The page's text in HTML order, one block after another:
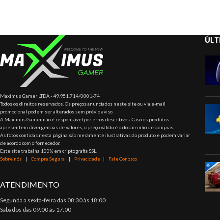
Maximus Gamer LTDA - 49.951.714/0001-74
Todos os direitos reservados. Os preços anunciados neste site ou via e-mail
promocional podem ser alterados sem prévio aviso.
A Maximus Gamer não é responsável por erros descritivos. Caso os produtos
apresentem divergências de valores, o preço válido é o do carrinho de compras.
As fotos contidas nesta página são meramente ilustrativas do produto e podem variar
de acordo com o fornecedor.
Este site trabalha 100% em criptografia SSL.
Sobre nós | Compra Segura | Privacidade | Fale Conosco
ATENDIMENTO
Segunda a sexta-feira das 08:30 às 18:00
Sábados das 09:00 às 17:00